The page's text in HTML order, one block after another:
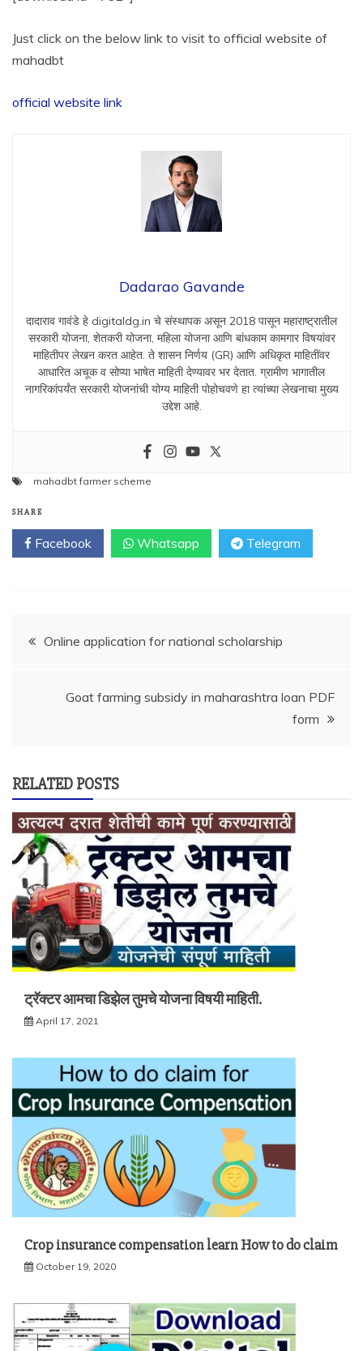
Just click on the below link to visit to official website of
mahadbt
official website link
Dadarao Gavande
दादाराव गावंडे हे digitaldg.in चे संस्थापक असून 2018 पासून महाराष्ट्रातील
सरकारी योजना, शेतकरी योजना, महिला योजना आणि बांधकाम कामगार विषयांवर
माहितीपर लेखन करत आहेत. ते शासन निर्णय (GR) आणि अधिकृत माहितींवर
आधारित अचूक व सोप्या भाषेत माहिती देण्यावर भर देतात. ग्रामीण भागातील
नागरिकांपर्यंत सरकारी योजनांची योग्य माहिती पोहोचवणे हा त्यांच्या लेखनाचा मुख्य
उद्देश आहे.
mahadbt farmer scheme
SHARE
Facebook Whatsapp Telegram
PostOnline application for national scholarship
Goat farming subsidy in maharashtra loan PDF
form
RELATED POSTS
ट्रॅक्टर आमचा डिझेल तुमचे योजना विषयी माहिती.
April 17, 2021
Crop insurance compensation learn How to do claim
October 19, 2020